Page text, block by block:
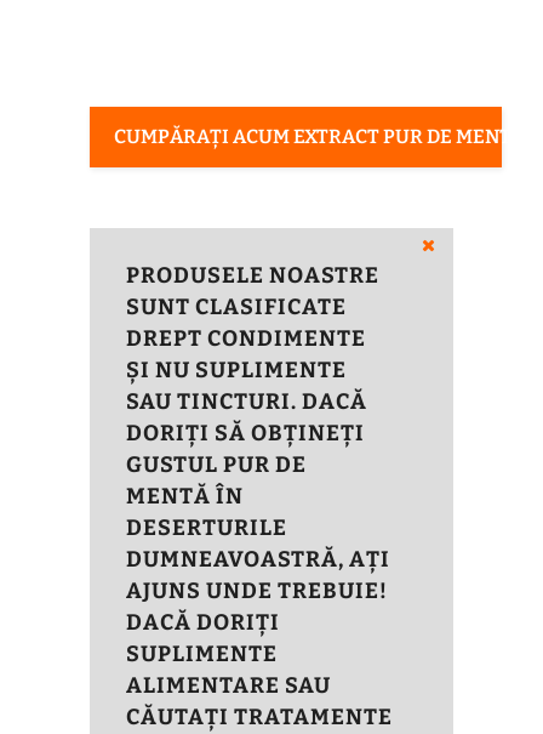
CUMPĂRAȚI ACUM EXTRACT PUR DE MENTĂ
PRODUSELE NOASTRE
SUNT CLASIFICATE
DREPT CONDIMENTE
ȘI NU SUPLIMENTE
SAU TINCTURI. DACĂ
DORIȚI SĂ OBȚINEȚI
GUSTUL PUR DE
MENTĂ ÎN
DESERTURILE
DUMNEAVOASTRĂ, AȚI
AJUNS UNDE TREBUIE!
DACĂ DORIȚI
SUPLIMENTE
ALIMENTARE SAU
CĂUTAȚI TRATAMENTE